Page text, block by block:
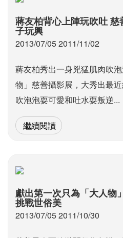
蔣友柏背心上陣玩吹吐
子玩興
2013/07/05 2011/11/02
蔣友柏秀出一身兇猛肌肉吹
物」慈善攝影展，大秀出最
吹泡泡耍可愛和吐水耍叛逆...
繼續閱讀
獻出第一次只為「大人物
挑戰世俗美
2013/07/05 2011/10/30